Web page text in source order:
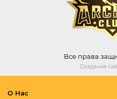
Все права
Создание
О Нас